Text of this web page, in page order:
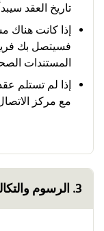
تاريخ العقد
إذا كانت هناك
فسيتصل بك
المستندات
مع مركز
3. الرسوم والتكاليف: